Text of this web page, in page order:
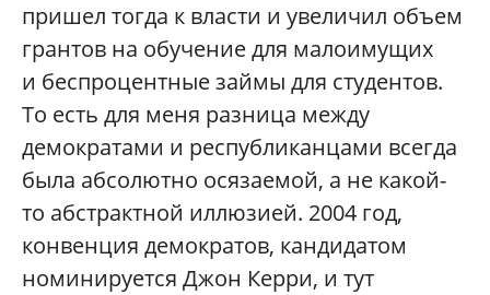
пришел тогда к власти и увеличил объем
грантов на обучение для малоимущих
и беспроцентные займы для студентов.
То есть для меня разница между
демократами и республиканцами всегда
была абсолютно осязаемой, а не какой-
то абстрактной иллюзией. 2004 год,
конвенция демократов, кандидатом
номинируется Джон Керри, и тут